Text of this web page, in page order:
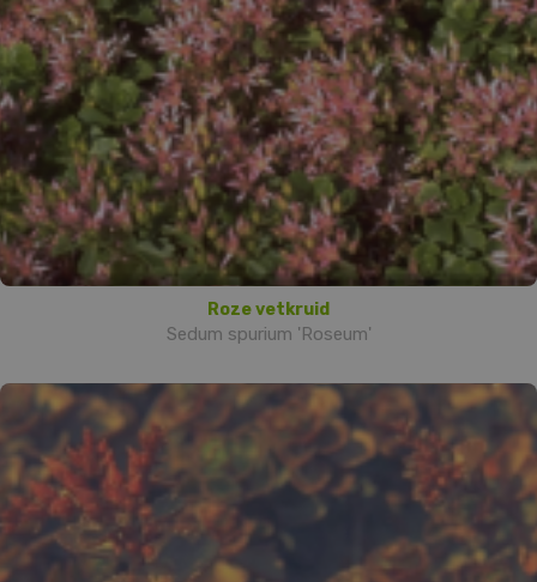
Roze vetkruid
Sedum spurium 'Roseum'